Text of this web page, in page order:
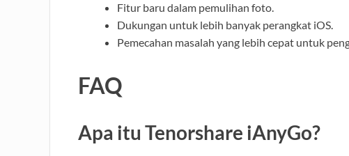
Fitur baru dalam pemulihan foto.
Dukungan untuk lebih banyak perangkat iOS.
Pemecahan masalah yang lebih cepat untuk
FAQ
Apa itu Tenorshare iAnyGo?